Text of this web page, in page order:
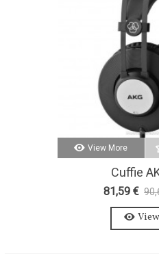
View More
Cuffie
81,59 €